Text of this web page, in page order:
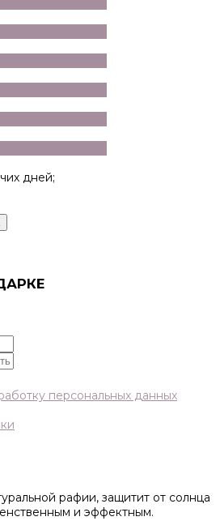
дней;
персональных данных
рафии, защитит от солнца
и эффектным.